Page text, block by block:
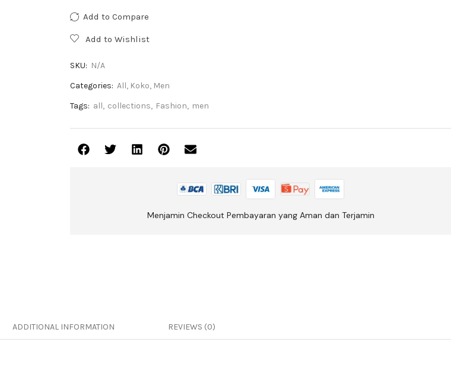
Add to Compare
Add to Wishlist
SKU: N/A
Categories: All, Koko, Men
Tags: all, collections, Fashion, men
Menjamin Checkout Pembayaran yang Aman dan Terjamin
ADDITIONAL INFORMATION REVIEWS (0)